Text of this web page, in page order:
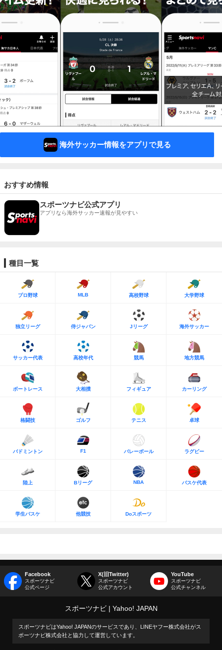
海外サッカー情報をアプリで見る
おすすめ情報
スポーツナビ公式アプリ
アプリなら海外サッカー速報が見やすい
種目一覧
プロ野球 MLB 高校野球 大学野球
独立リーグ 侍ジャパン Jリーグ 海外サッカー
サッカー代表 高校年代 競馬 地方競馬
ボートレース 大相撲 フィギュア カーリング
格闘技 ゴルフ テニス 卓球
バドミントン F1 バレーボール ラグビー
陸上 Bリーグ NBA バスケ代表
学生バスケ 他競技 Doスポーツ
Facebook
スポーツナビ
公式ページ
X(旧Twitter)
スポーツナビ
公式アカウント
YouTube
スポーツナビ
公式チャンネル
スポーツナビ Yahoo! JAPAN
スポーツナビはYahoo! JAPANのサービスであり、LINEヤフー株式会社がス
ポーツナビ株式会社と協力して運営しています。